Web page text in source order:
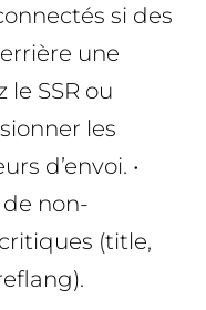
si des
une
SSR ou
les
d’envoi. •
non-
(title,